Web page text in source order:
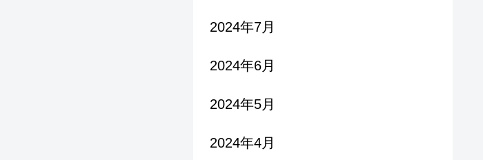
2024年7月
2024年6月
2024年5月
2024年4月